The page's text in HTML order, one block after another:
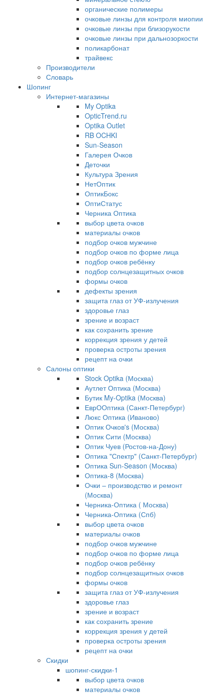
органические полимеры
очковые линзы для контроля миопии
очковые линзы при близорукости
очковые линзы при дальнозоркости
поликарбонат
трайвекс
Производители
Словарь
Шопинг
Интернет-магазины
My Optika
OpticTrend.ru
Optika Outlet
RB OCHKI
Sun-Season
Галерея Очков
Деточки
Культура Зрения
НетОптик
ОптикБокс
ОптиСтатус
Черника Оптика
выбор цвета очков
материалы очков
подбор очков мужчине
подбор очков по форме лица
подбор очков ребёнку
подбор солнцезащитных очков
формы очков
дефекты зрения
защита глаз от УФ-излучения
здоровье глаз
зрение и возраст
как сохранить зрение
коррекция зрения у детей
проверка остроты зрения
рецепт на очки
Салоны оптики
Stock Optika (Москва)
Аутлет Оптика (Москва)
Бутик My-Optika (Москва)
ЕврООптика (Санкт-Петербург)
Люкс Оптика (Иваново)
Оптик Очков's (Москва)
Оптик Сити (Москва)
Оптик Чуев (Ростов-на-Дону)
Оптика "Спектр" (Санкт-Петербург)
Оптика Sun-Season (Москва)
Оптика-8 (Москва)
Очки – производство и ремонт
(Москва)
Черника-Оптика ( Москва)
Черника-Оптика (Спб)
выбор цвета очков
материалы очков
подбор очков мужчине
подбор очков по форме лица
подбор очков ребёнку
подбор солнцезащитных очков
формы очков
защита глаз от УФ-излучения
здоровье глаз
зрение и возраст
как сохранить зрение
коррекция зрения у детей
проверка остроты зрения
рецепт на очки
Скидки
шопинг-скидки-1
выбор цвета очков
материалы очков